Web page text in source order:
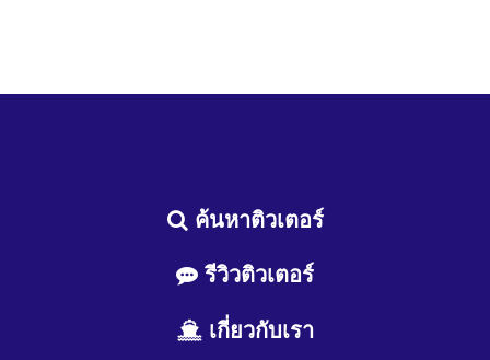
ค้นหาติวเตอร์
รีวิวติวเตอร์
เกี่ยวกับเรา